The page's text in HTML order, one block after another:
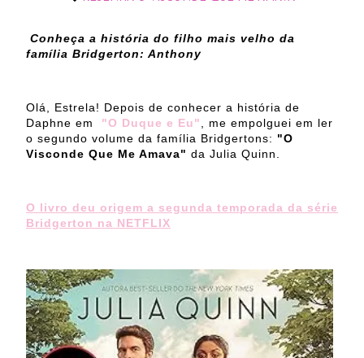
Conheça a história do filho mais velho da
família Bridgerton: Anthony
Olá, Estrela! Depois de conhecer a história de
Daphne em "O Duque e Eu", me empolguei em ler
o segundo volume da família Bridgertons: "O
Visconde Que Me Amava" da Julia Quinn.
O livro deu origem a segunda temporada da série
Bridgerton na NETFLIX